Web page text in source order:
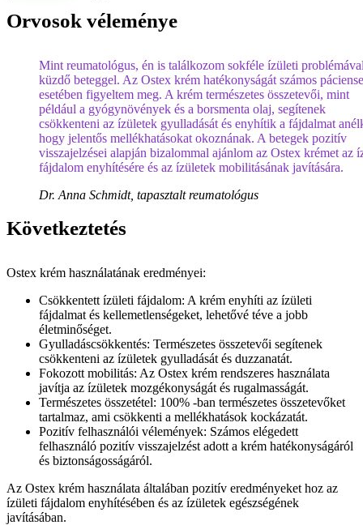
Orvosok véleménye
Mint reumatológus, én is találkozom sokféle ízületi
küzdő beteggel. Az Ostex krém hatékonyságát számos
esetében figyeltem meg. A krém természetes összetevői, mint
például a gyógynövények és a borsmenta olaj, segítenek
csökkenteni az ízületek gyulladását és enyhítik a fájdalmat
hogy jelentős mellékhatásokat okoznának. A betegek pozitív
visszajelzései alapján bizalommal ajánlom az Ostex krémet az
fájdalom enyhítésére és az ízületek mobilitásának javítására.
Dr. Anna Schmidt, tapasztalt reumatológus
Következtetés
Ostex krém használatának eredményei:
Csökkentett ízületi fájdalom: A krém enyhíti az ízületi
fájdalmat és kellemetlenségeket, lehetővé téve a jobb
életminőséget.
Gyulladáscsökkentés: Természetes összetevői segítenek
csökkenteni az ízületek gyulladását és duzzanatát.
Fokozott mobilitás: Az Ostex krém rendszeres használata
javítja az ízületek mozgékonyságát és rugalmasságát.
Természetes összetétel: 100% -ban természetes összetevőket
tartalmaz, ami csökkenti a mellékhatások kockázatát.
Pozitív felhasználói vélemények: Számos elégedett
felhasználó pozitív visszajelzést adott a krém hatékonyságáról
és biztonságosságáról.
Az Ostex krém használata általában pozitív eredményeket hoz az
ízületi fájdalom enyhítésében és az ízületek egészségének
javításában.